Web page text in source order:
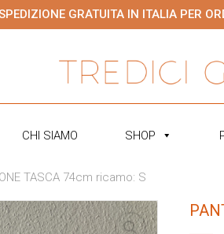
GRATUITA IN ITALIA PER
CHI SIAMO SHOP
TASCA 74cm ricamo: S